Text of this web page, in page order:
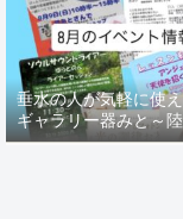
垂水の人が気軽に使
ギャラリー器みと～
月のイベント